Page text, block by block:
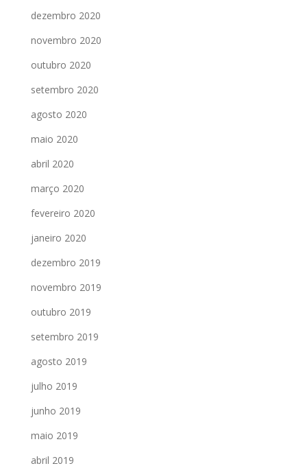
dezembro 2020
novembro 2020
outubro 2020
setembro 2020
agosto 2020
maio 2020
abril 2020
março 2020
fevereiro 2020
janeiro 2020
dezembro 2019
novembro 2019
outubro 2019
setembro 2019
agosto 2019
julho 2019
junho 2019
maio 2019
abril 2019